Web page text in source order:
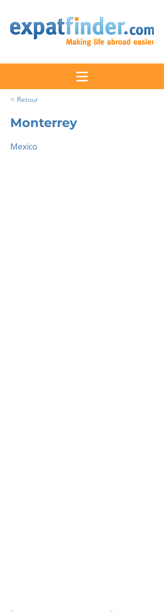
< Retour
Monterrey
Mexico